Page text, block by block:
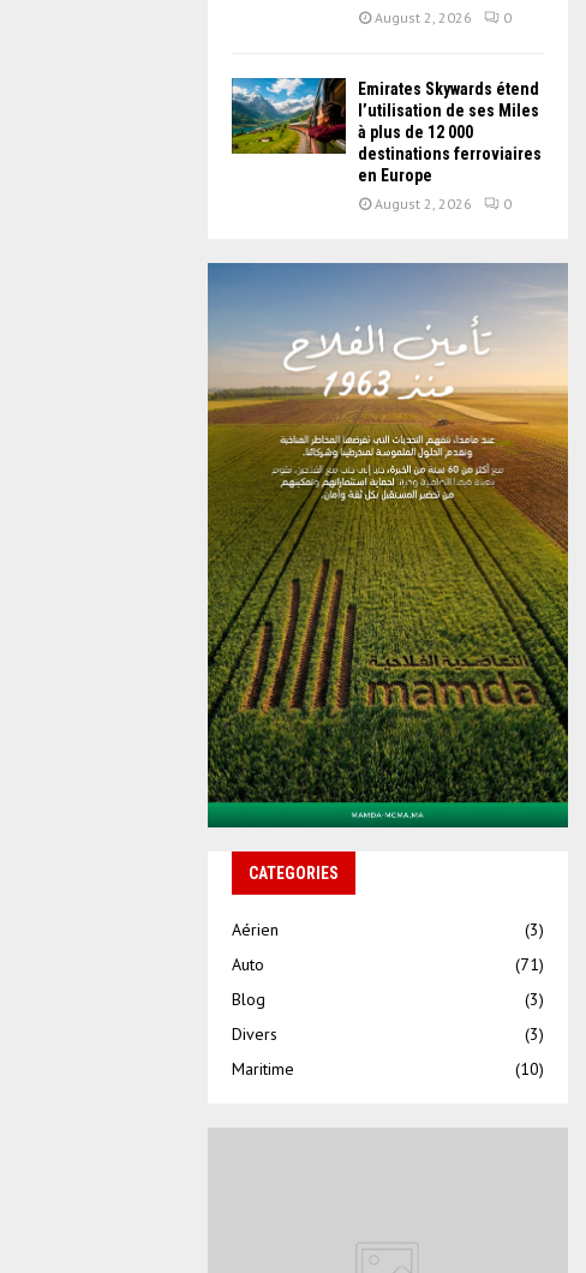
August 2, 2026 0
Emirates Skywards étend
l’utilisation de ses Miles
à plus de 12 000
destinations ferroviaires
en Europe
August 2, 2026 0
CATEGORIES
Aérien
(3)
Auto
(71)
Blog
(3)
Divers
(3)
Maritime
(10)